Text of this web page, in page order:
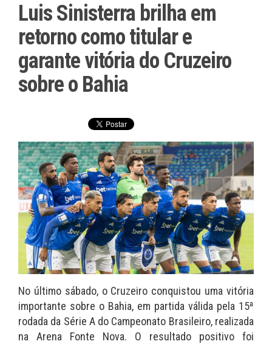
Luis Sinisterra brilha em
retorno como titular e
garante vitória do Cruzeiro
sobre o Bahia
No último sábado, o Cruzeiro conquistou uma vitória
importante sobre o Bahia, em partida válida pela 15ª
rodada da Série A do Campeonato Brasileiro, realizada
na Arena Fonte Nova. O resultado positivo foi